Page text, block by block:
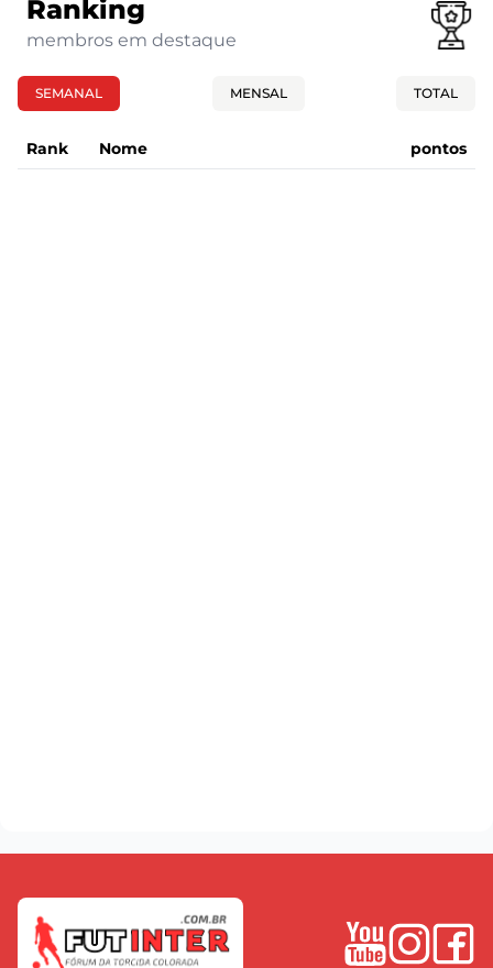
Ranking
membros em destaque
SEMANAL MENSAL TOTAL
Rank Nome pontos